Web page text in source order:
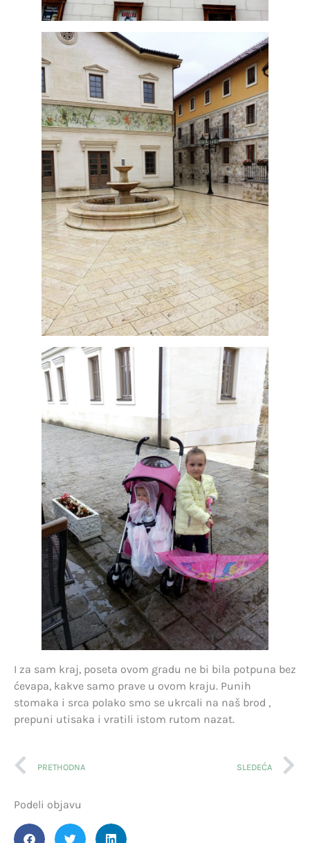
I za sam kraj, poseta ovom gradu ne bi bila potpuna bez
ćevapa, kakve samo prave u ovom kraju. Punih
stomaka i srca polako smo se ukrcali na naš brod ,
prepuni utisaka i vratili istom rutom nazat.
PRETHODNA SLEDEĆA
Podeli objavu